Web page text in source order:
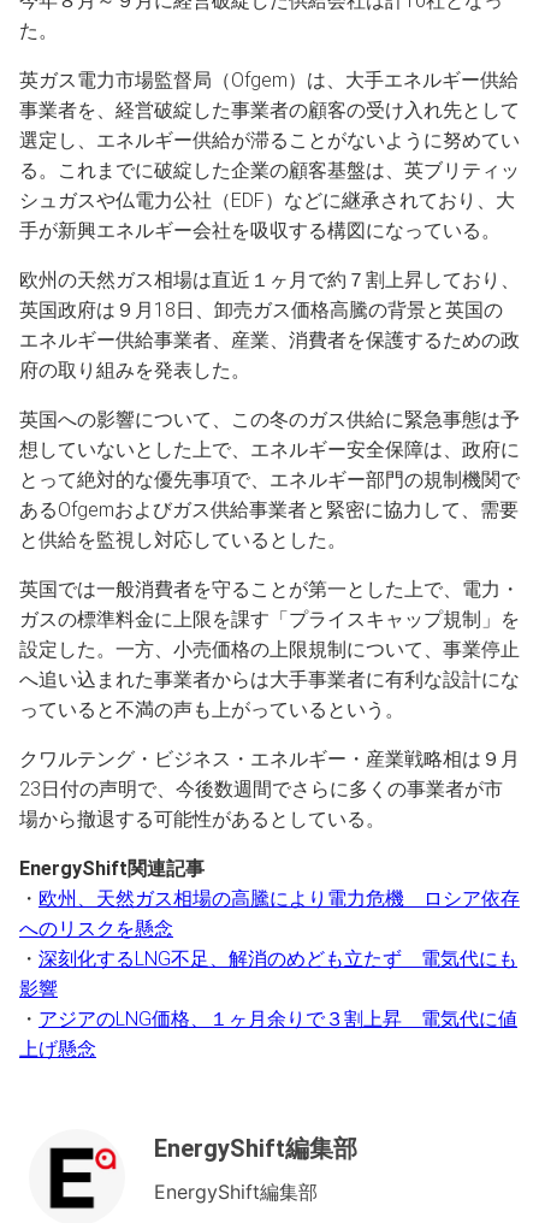
た。
英ガス電力市場監督局（Ofgem）は、大手エネルギー供給
事業者を、経営破綻した事業者の顧客の受け入れ先として
選定し、エネルギー供給が滞ることがないように努めてい
る。これまでに破綻した企業の顧客基盤は、英ブリティッ
シュガスや仏電力公社（EDF）などに継承されており、大
手が新興エネルギー会社を吸収する構図になっている。
欧州の天然ガス相場は直近１ヶ月で約７割上昇しており、
英国政府は９月18日、卸売ガス価格高騰の背景と英国の
エネルギー供給事業者、産業、消費者を保護するための政
府の取り組みを発表した。
英国への影響について、この冬のガス供給に緊急事態は予
想していないとした上で、エネルギー安全保障は、政府に
とって絶対的な優先事項で、エネルギー部門の規制機関で
あるOfgemおよびガス供給事業者と緊密に協力して、需要
と供給を監視し対応しているとした。
英国では一般消費者を守ることが第一とした上で、電力・
ガスの標準料金に上限を課す「プライスキャップ規制」を
設定した。一方、小売価格の上限規制について、事業停止
へ追い込まれた事業者からは大手事業者に有利な設計にな
っていると不満の声も上がっているという。
クワルテング・ビジネス・エネルギー・産業戦略相は９月
23日付の声明で、今後数週間でさらに多くの事業者が市
場から撤退する可能性があるとしている。
EnergyShift関連記事
・ 欧州、天然ガス相場の高騰により電力危機 ロシア依存
へのリスクを懸念
・ 深刻化するLNG不足、解消のめども立たず 電気代にも
影響
・ アジアのLNG価格、１ヶ月余りで３割上昇 電気代に値
上げ懸念
EnergyShift編集部
EnergyShift編集部